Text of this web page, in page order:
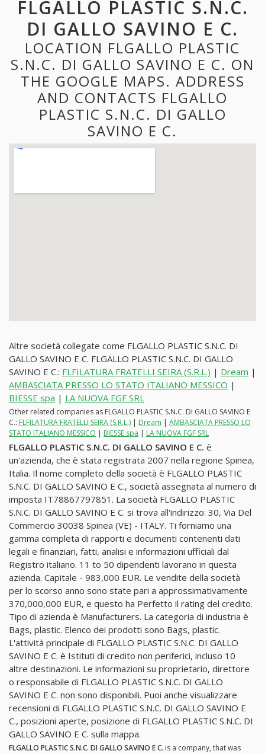
FLGALLO PLASTIC S.N.C.
DI GALLO SAVINO E C.
LOCATION FLGALLO PLASTIC
S.N.C. DI GALLO SAVINO E C. ON
THE GOOGLE MAPS. ADDRESS
AND CONTACTS FLGALLO
PLASTIC S.N.C. DI GALLO
SAVINO E C.
Altre società collegate come FLGALLO PLASTIC S.N.C. DI
GALLO SAVINO E C. FLGALLO PLASTIC S.N.C. DI GALLO
SAVINO E C.: FLFILATURA FRATELLI SEIRA (S.R.L.) | Dream |
AMBASCIATA PRESSO LO STATO ITALIANO MESSICO |
BIESSE spa | LA NUOVA FGF SRL
Other related companies as FLGALLO PLASTIC S.N.C. DI GALLO SAVINO E
C.: FLFILATURA FRATELLI SEIRA (S.R.L.) | Dream | AMBASCIATA PRESSO LO
STATO ITALIANO MESSICO | BIESSE spa | LA NUOVA FGF SRL
FLGALLO PLASTIC S.N.C. DI GALLO SAVINO E C. è
un'azienda, che è stata registrata 2007 nella regione Spinea,
Italia. Il nome completo della società è FLGALLO PLASTIC
S.N.C. DI GALLO SAVINO E C., società assegnata al numero di
imposta IT78867797851. La società FLGALLO PLASTIC
S.N.C. DI GALLO SAVINO E C. si trova all'indirizzo: 30, Via Del
Commercio 30038 Spinea (VE) - ITALY. Ti forniamo una
gamma completa di rapporti e documenti contenenti dati
legali e finanziari, fatti, analisi e informazioni ufficiali dal
Registro italiano. 11 to 50 dipendenti lavorano in questa
azienda. Capitale - 983,000 EUR. Le vendite della società
per lo scorso anno sono state pari a approssimativamente
370,000,000 EUR, e questo ha Perfetto il rating del credito.
Tipo di azienda è Manufacturers. La categoria di industria è
Bags, plastic. Elenco dei prodotti sono Bags, plastic.
L'attività principale di FLGALLO PLASTIC S.N.C. DI GALLO
SAVINO E C. è Istituti di credito non periferici, incluso 10
altre destinazioni. Le informazioni su proprietario, direttore
o responsabile di FLGALLO PLASTIC S.N.C. DI GALLO
SAVINO E C. non sono disponibili. Puoi anche visualizzare
recensioni di FLGALLO PLASTIC S.N.C. DI GALLO SAVINO E
C., posizioni aperte, posizione di FLGALLO PLASTIC S.N.C. DI
GALLO SAVINO E C. sulla mappa.
FLGALLO PLASTIC S.N.C. DI GALLO SAVINO E C. is a company, that was